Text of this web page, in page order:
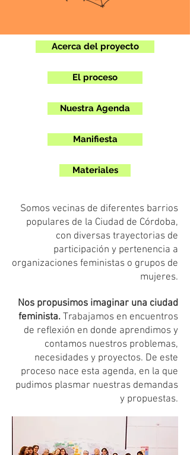
Acerca del proyecto
El proceso
Nuestra Agenda
Manifiesta
Materiales
Somos vecinas de diferentes barrios
populares de la Ciudad de Córdoba,
con diversas trayectorias de
participación y pertenencia a
organizaciones feministas o grupos de
mujeres.
Nos propusimos imaginar una ciudad
feminista. Trabajamos en encuentros
de reflexión en donde aprendimos y
contamos nuestros problemas,
necesidades y proyectos. De este
proceso nace esta agenda, en la que
pudimos plasmar nuestras demandas
y propuestas.